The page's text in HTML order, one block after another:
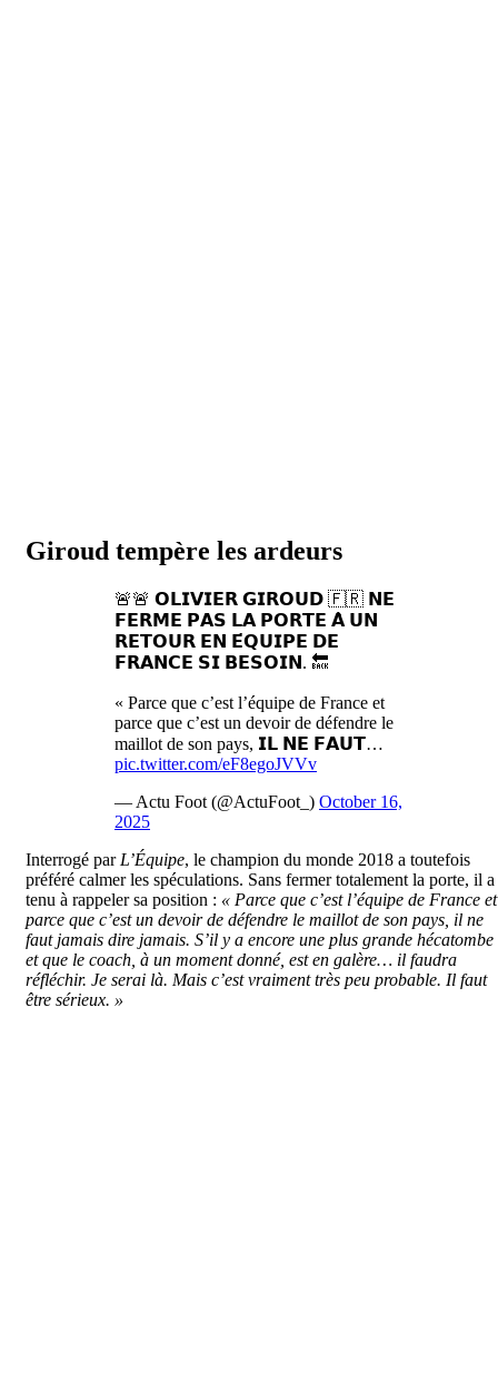
Giroud tempère les ardeurs
🚨🚨 𝗢𝗟𝗜𝗩𝗜𝗘𝗥 𝗚𝗜𝗥𝗢𝗨𝗗 🇫🇷 𝗡𝗘
𝗙𝗘𝗥𝗠𝗘 𝗣𝗔𝗦 𝗟𝗔 𝗣𝗢𝗥𝗧𝗘 𝗔̀ 𝗨𝗡
𝗥𝗘𝗧𝗢𝗨𝗥 𝗘𝗡 𝗘́𝗤𝗨𝗜𝗣𝗘 𝗗𝗘
𝗙𝗥𝗔𝗡𝗖𝗘 𝗦𝗜 𝗕𝗘𝗦𝗢𝗜𝗡. 🔙
« Parce que c’est l’équipe de France et
parce que c’est un devoir de défendre le
maillot de son pays, 𝗜𝗟 𝗡𝗘 𝗙𝗔𝗨𝗧…
pic.twitter.com/eF8egoJVVv
— Actu Foot (@ActuFoot_) October 16,
2025
Interrogé par L’Équipe, le champion du monde 2018 a toutefois
préféré calmer les spéculations. Sans fermer totalement la porte, il a
tenu à rappeler sa position : « Parce que c’est l’équipe de France et
parce que c’est un devoir de défendre le maillot de son pays, il ne
faut jamais dire jamais. S’il y a encore une plus grande hécatombe
et que le coach, à un moment donné, est en galère… il faudra
réfléchir. Je serai là. Mais c’est vraiment très peu probable. Il faut
être sérieux. »